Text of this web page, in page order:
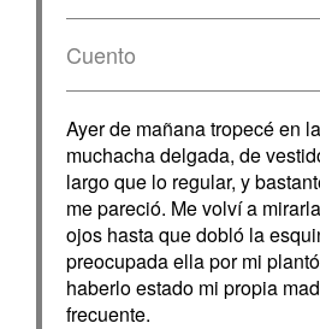
Cuento
Ayer de mañana tropecé en
muchacha delgada, de
largo que lo regular, y
me pareció. Me volví a
ojos hasta que dobló la
preocupada ella por mi
haberlo estado mi propia
frecuente.